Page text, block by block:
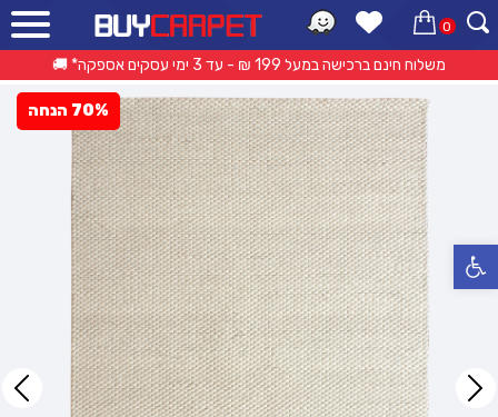
פתח סרגל נגישות
משלוח חינם ברכישה במעל 199 ₪ - עד 3 ימי עסקים אספקה* 🚚
0
»קטלוג מוצרים»שטיחים מודרניים» שטיחי לולאות»שטיח קופנהגן Ivory
70% הנחה